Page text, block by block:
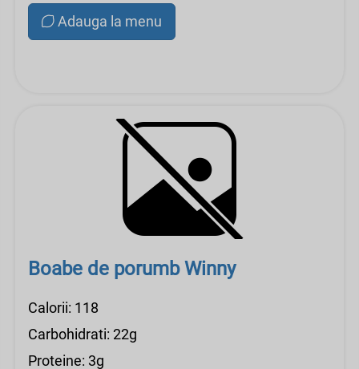
Adauga la menu
Boabe de porumb Winny
Calorii: 118
Carbohidrati: 22g
Proteine: 3g